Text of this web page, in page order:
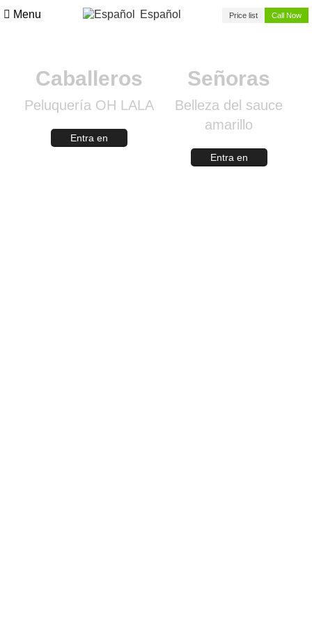
Menu Español Price list Call Now
Caballeros
Peluquería OH LALA
Entra en
Señoras
Belleza del sauce
amarillo
Entra en